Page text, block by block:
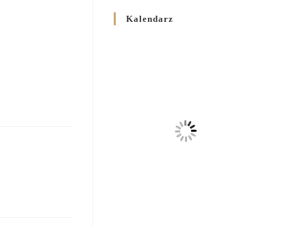
10 GRUDNIA 2025
Декрет про відзначення
Великодня і всіх рухомих
Kalendarz